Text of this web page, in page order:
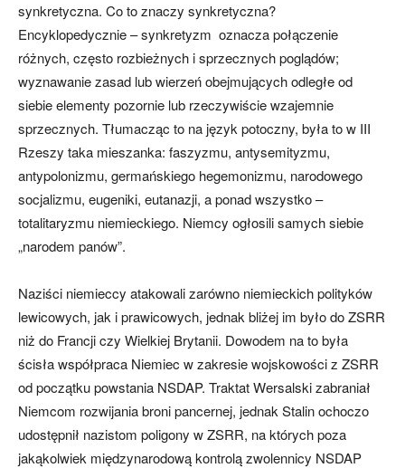
synkretyczna. Co to znaczy synkretyczna?
Encyklopedycznie – synkretyzm oznacza połączenie
różnych, często rozbieżnych i sprzecznych poglądów;
wyznawanie zasad lub wierzeń obejmujących odległe od
siebie elementy pozornie lub rzeczywiście wzajemnie
sprzecznych. Tłumacząc to na język potoczny, była to w III
Rzeszy taka mieszanka: faszyzmu, antysemityzmu,
antypolonizmu, germańskiego hegemonizmu, narodowego
socjalizmu, eugeniki, eutanazji, a ponad wszystko –
totalitaryzmu niemieckiego. Niemcy ogłosili samych siebie
„narodem panów”.
Naziści niemieccy atakowali zarówno niemieckich polityków
lewicowych, jak i prawicowych, jednak bliżej im było do ZSRR
niż do Francji czy Wielkiej Brytanii. Dowodem na to była
ścisła współpraca Niemiec w zakresie wojskowości z ZSRR
od początku powstania NSDAP. Traktat Wersalski zabraniał
Niemcom rozwijania broni pancernej, jednak Stalin ochoczo
udostępnił nazistom poligony w ZSRR, na których poza
jakąkolwiek międzynarodową kontrolą zwolennicy NSDAP